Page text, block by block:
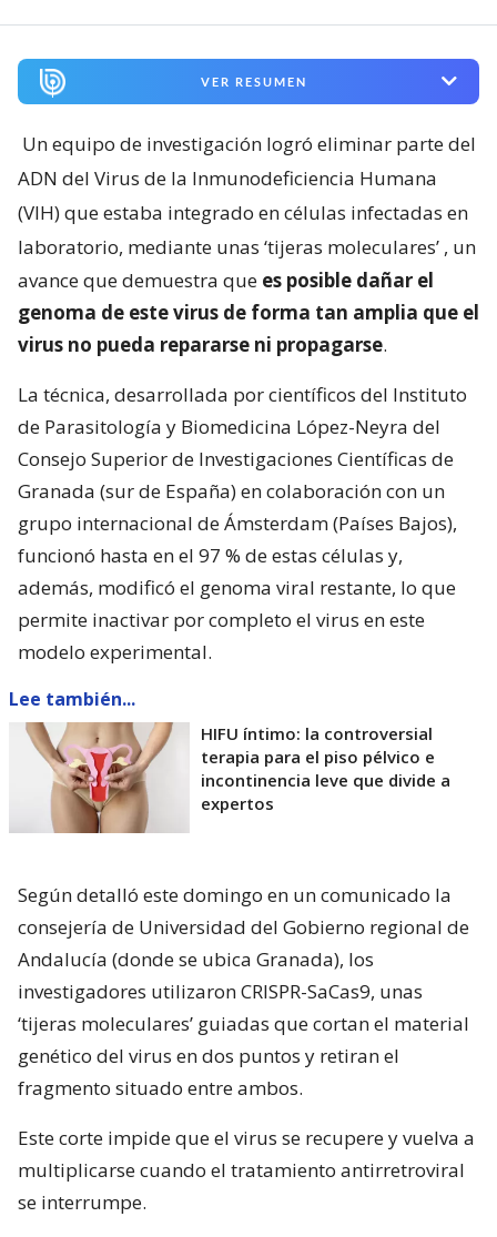
VER RESUMEN
Un equipo de investigación logró eliminar parte del
ADN del Virus de la Inmunodeficiencia Humana
(VIH) que estaba integrado en células infectadas en
laboratorio, mediante unas ‘tijeras moleculares’ , un
avance que demuestra que es posible dañar el
genoma de este virus de forma tan amplia que el
virus no pueda repararse ni propagarse.
La técnica, desarrollada por científicos del Instituto
de Parasitología y Biomedicina López-Neyra del
Consejo Superior de Investigaciones Científicas de
Granada (sur de España) en colaboración con un
grupo internacional de Ámsterdam (Países Bajos),
funcionó hasta en el 97 % de estas células y,
además, modificó el genoma viral restante, lo que
permite inactivar por completo el virus en este
modelo experimental.
Lee también...
HIFU íntimo: la controversial
terapia para el piso pélvico e
incontinencia leve que divide a
expertos
Según detalló este domingo en un comunicado la
consejería de Universidad del Gobierno regional de
Andalucía (donde se ubica Granada), los
investigadores utilizaron CRISPR-SaCas9, unas
‘tijeras moleculares’ guiadas que cortan el material
genético del virus en dos puntos y retiran el
fragmento situado entre ambos.
Este corte impide que el virus se recupere y vuelva a
multiplicarse cuando el tratamiento antirretroviral
se interrumpe.